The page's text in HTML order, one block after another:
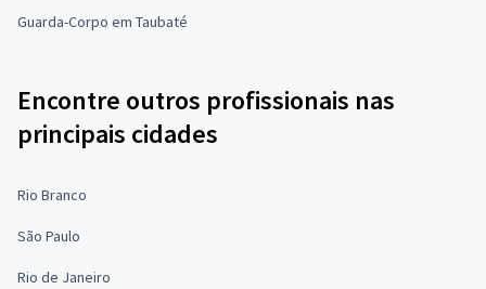
Guarda-Corpo em Taubaté
Encontre outros profissionais nas
principais cidades
Rio Branco
São Paulo
Rio de Janeiro